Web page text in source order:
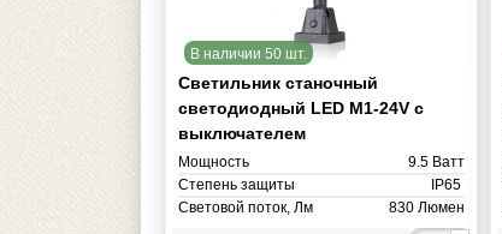
В наличии 50 шт.
Светильник станочный
светодиодный LED M1-24V с
выключателем
Мощность
9.5 Ватт
Степень защиты
IP65
Световой поток, Лм
830 Люмен